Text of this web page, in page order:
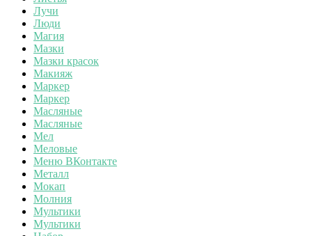
Лучи
Люди
Магия
Мазки
Мазки красок
Макияж
Маркер
Маркер
Масляные
Масляные
Мел
Меловые
Меню ВКонтакте
Металл
Мокап
Молния
Мультики
Мультики